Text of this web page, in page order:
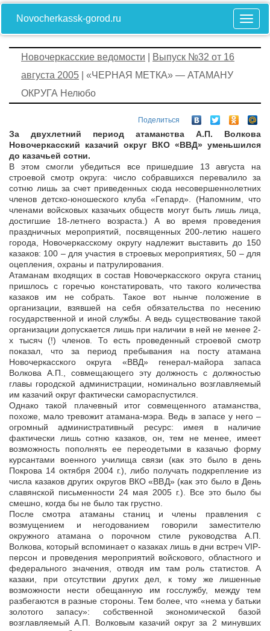
Novocherkassk-gorod.ru
Новочеркасские ведомости
Выпуск №32 от 16
августа 2005 | «ЧЕРНАЯ МЕТКА» — АТАМАНУ
ОКРУГА Нелюбо
Поделиться
За двухлетний период атаманства А.П. Волкова
Новочеркасский казачий округ ВКО «ВВД» уменьшился
до казачьей сотни.
В этом смогли убедиться все пришедшие 13 августа на
строевой смотр округа: число собравшихся перевалило за
сотню лишь за счет приведенных сюда несовершеннолетних
членов детско-юношеского клуба «Гепард». (Напомним, что
членами войсковых казачьих обществ могут быть лишь лица,
достигшие 18-летнего возраста.) А во время проведения
праздничных мероприятий, посвященных 200-летию нашего
города, Новочеркасскому округу надлежит выставить до 150
казаков: 100 – для участия в строевых мероприятиях, 50 – для
оцепления, охраны и патрулирования.
Атаманам входящих в состав Новочеркасского округа станиц
пришлось с горечью констатировать, что такого количества
казаков им не собрать. Такое вот нынче положение в
организации, взявшей на себя обязательства по несению
государственной и иной службы. А ведь существование такой
организации допускается лишь при наличии в ней не менее 2-
х тысяч (!) членов. То есть проведенный строевой смотр
показал, что за период пребывания на посту атамана
Новочеркасского округа «ВВД» генерал-майора запаса
Волкова А.П., совмещающего эту должность с должностью
главы городской администрации, номинально возглавляемый
им казачий округ фактически самораспустился.
Однако такой плачевный итог совмещенного атаманства,
похоже, мало тревожит атамана-мэра. Ведь в запасе у него –
огромный административный ресурс: имея в наличие
фактически лишь сотню казаков, он, тем не менее, имеет
возможность пополнять ее переодетыми в казачью форму
курсантами военного училища связи (как это было в день
Покрова 14 октября 2004 г.), либо получать подкрепление из
числа казаков других округов ВКО «ВВД» (как это было в День
славянской письменности 24 мая 2005 г.). Все это было бы
смешно, когда бы не было так грустно.
После смотра атаманы станиц и члены правления с
возмущением и негодованием говорили заместителю
окружного атамана о порочном стиле руководства А.П.
Волкова, который вспоминает о казаках лишь в дни встреч VIP-
персон и проведения мероприятий войскового, областного и
федерального значения, отводя им там роль статистов. А
казаки, при отсутствии других дел, к тому же лишенные
возможности нести обещанную им госслужбу, между тем
разбегаются в разные стороны. Тем более, что «нема у батьки
золотого запасу»: собственной экономической базой
возглавляемый А.П. Волковым казачий округ за 2 минувших